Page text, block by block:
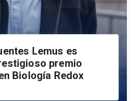
Lemus es
premio
Biología Redox